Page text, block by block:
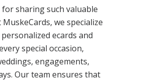
sharing such valuable
we specialize
ecards and
special occasion,
engagements,
Our team ensures that